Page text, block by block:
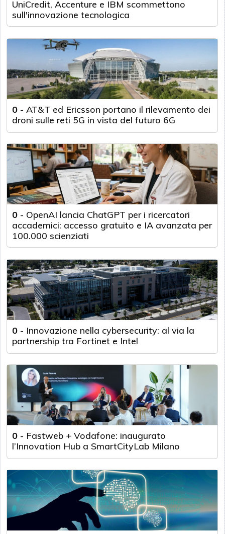
UniCredit, Accenture e IBM scommettono
sull'innovazione tecnologica
0 - AT&T ed Ericsson portano il rilevamento dei
droni sulle reti 5G in vista del futuro 6G
0 - OpenAI lancia ChatGPT per i ricercatori
accademici: accesso gratuito e IA avanzata per
100.000 scienziati
0 - Innovazione nella cybersecurity: al via la
partnership tra Fortinet e Intel
0 - Fastweb + Vodafone: inaugurato
l’Innovation Hub a SmartCityLab Milano